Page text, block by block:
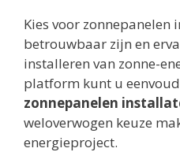
Kies voor zonnepanelen
betrouwbaar zijn en
installeren van zonne-
platform kunt u
zonnepanelen
weloverwogen keuze
energieproject.